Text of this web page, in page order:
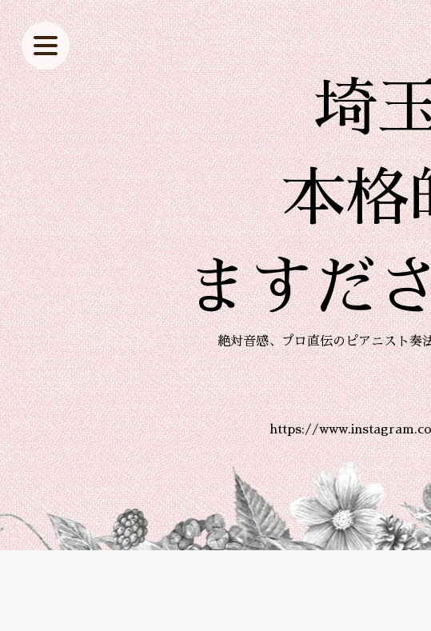
埼
本格
ますだ
絶対音感、プロ直伝のピアニスト奏
https://